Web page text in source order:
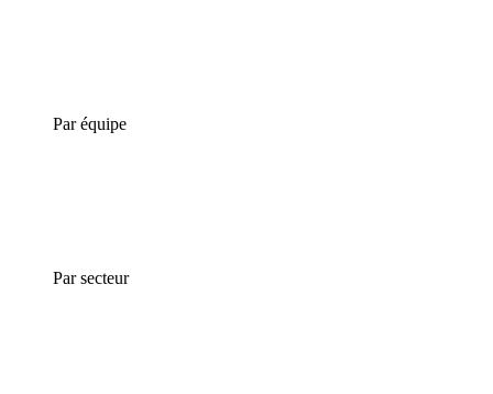
Par équipe
Par secteur